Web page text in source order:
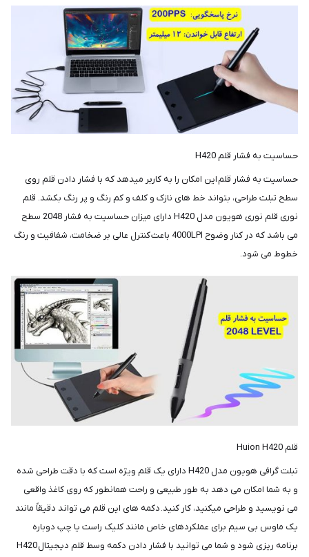
حساسیت به فشار قلم H420
حساسیت به فشار قلم این امکان را به کاربر میدهد که با فشار دادن قلم روی
سطح تبلت طراحی، بتواند خط های نازک و کلف و کم رنگ و پر رنگ بکشد. قلم
نوری قلم نوری هویون مدل H420 دارای میزان حساسیت به فشار 2048 سطح
می باشد که در کنار وضوح 4000LPI باعث کنترل عالی بر ضخامت، شفافیت و رنگ
خطوط می شود.
قلم Huion H420
تبلت گرافی هویون مدل H420 دارای یک قلم ویژه است که با دقت طراحی شده
و به شما امکان می دهد به طور طبیعی و راحت همانطور که روی کاغذ واقعی
می نویسید و طراحی میکنید، کار کنید. دکمه های این قلم می تواند دقیقاً مانند
یک ماوس بی سیم برای عملکردهای خاص مانند کلیک راست یا چپ دوباره
برنامه ریزی شود و شما می توانید با فشار دادن دکمه وسط قلم دیجیتال H420